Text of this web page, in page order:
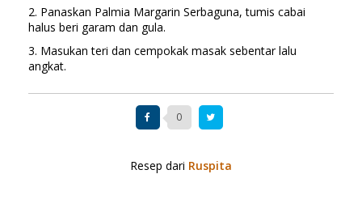
2. Panaskan Palmia Margarin Serbaguna, tumis cabai
halus beri garam dan gula.
3. Masukan teri dan cempokak masak sebentar lalu
angkat.
0
Resep dari Ruspita